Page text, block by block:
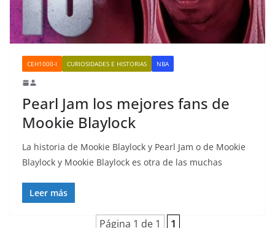
CEH1000-I CURIOSIDADES E HISTORIAS NBA
Pearl Jam los mejores fans de
Mookie Blaylock
La historia de Mookie Blaylock y Pearl Jam o de Mookie
Blaylock y Mookie Blaylock es otra de las muchas
Leer más
Página 1 de 1 1